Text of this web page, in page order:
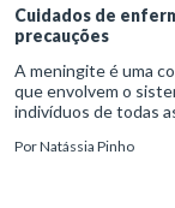
Cuidados de
precauções
A meningite é uma
que envolvem o
indivíduos de todas
PorNatássia Pinho